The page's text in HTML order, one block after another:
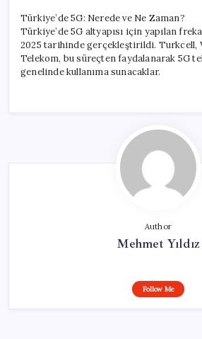
Türkiye’de 5G: Nerede ve Ne Zaman?
Türkiye’de 5G altyapısı için yapılan
2025 tarihinde gerçekleştirildi. Turkcell,
Telekom, bu süreçten faydalanarak 5G
genelinde kullanıma sunacaklar.
Author
Mehmet Yıldız
Follow Me